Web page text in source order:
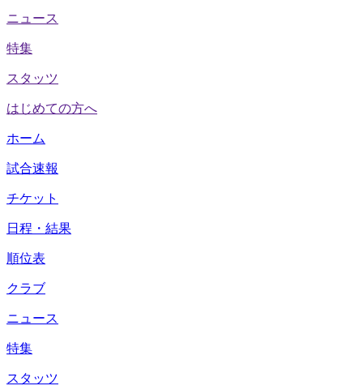
ニュース
特集
スタッツ
はじめての方へ
ホーム
試合速報
チケット
日程・結果
順位表
クラブ
ニュース
特集
スタッツ